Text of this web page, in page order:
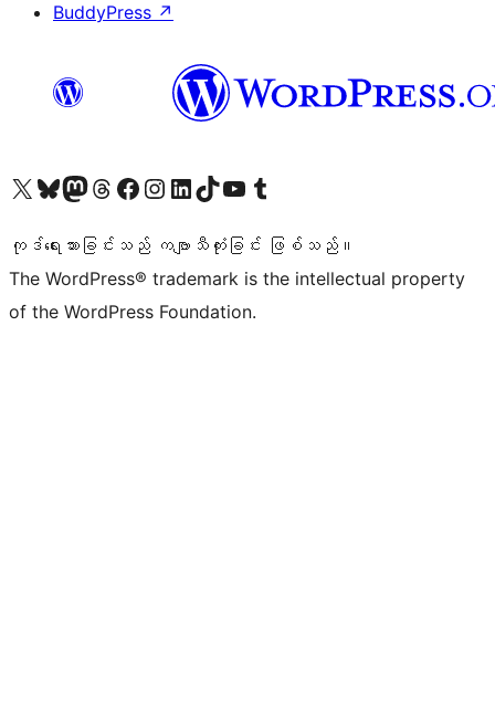
BuddyPress ↗
ကျွန်ုပ်တို့၏ X (ယခင် Twitter) အကောင့်သို့ သွားရောက်ကြည့်ရှုပါကျွန်ုပ်တို့၏ Bluesky အကောင့်သို့ ဝင်ရောက်ကြည့်ရှုရန်
ကျွန်ုပ်တို့၏ Mastodon အကောင့်သို့ သွားရောက်ကြည့်ရှုပါကျွန်ုပ်တို့၏ Threads အကောင့်သို့ ဝင်ရောက်ကြည့်ရှုရန်
ကျွန်ုပ်တို့၏ Facebook စာမျက်နှာသို့ သွားရောက်ကြည့်ရှုပါကျွန်ုပ်တို့၏ Instagram အကောင့်သို့ သွားရောက်ကြည့်ရှုပါ ကျွန်ုပ်တို့၏ LinkedIn အကောင့်သို့ သွားရောက်ကြည့်ရှုပါကျွန်ုပ်တို့၏ TikTok အကောင့်သို့ ဝင်ရောက်ကြည့်ရှုရန်
ကျွန်ုပ်တို့၏ YouTube ချန်နယ်သို့ သွားရောက်ကြည့်ရှုပါ ကျွန်ုပ်တို့၏ Tumblr အကောင့်သို့ ဝင်ရောက်ကြည့်ရှုရန်
ကုဒ်ရေးသားခြင်းသည် ကဗျာသီကုံးခြင်း ဖြစ်သည်။
The WordPress® trademark is the intellectual property
of the WordPress Foundation.